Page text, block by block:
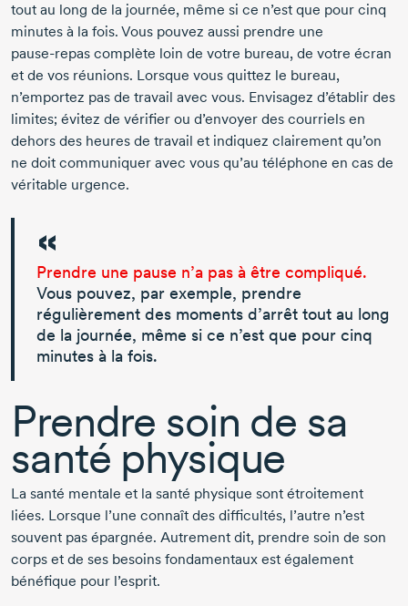
tout au long de la journée, même si ce n’est que pour cinq
minutes à la fois. Vous pouvez aussi prendre une
pause-repas complète loin de votre bureau, de votre écran
et de vos réunions. Lorsque vous quittez le bureau,
n’emportez pas de travail avec vous. Envisagez d’établir des
limites; évitez de vérifier ou d’envoyer des courriels en
dehors des heures de travail et indiquez clairement qu’on
ne doit communiquer avec vous qu’au téléphone en cas de
véritable urgence.
Prendre une pause n’a pas à être compliqué.
Vous pouvez, par exemple, prendre
régulièrement des moments d’arrêt tout au long
de la journée, même si ce n’est que pour cinq
minutes à la fois.
Prendre soin de sa
santé physique
La santé mentale et la santé physique sont étroitement
liées. Lorsque l’une connaît des difficultés, l’autre n’est
souvent pas épargnée. Autrement dit, prendre soin de son
corps et de ses besoins fondamentaux est également
bénéfique pour l’esprit.